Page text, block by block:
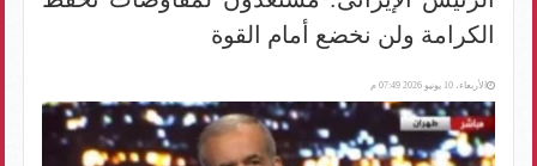
الكرامة ولن نخضع أمام القوة
الأربعاء، 10 يونيو 2026 07:49 م